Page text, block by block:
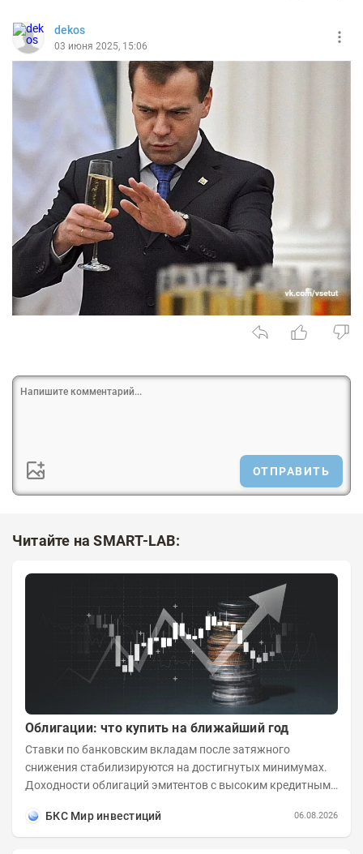
dekos
03 июня 2025, 15:06
ОТПРАВИТЬ
Читайте на SMART-LAB:
Облигации: что купить на ближайший год
Ставки по банковским вкладам после затяжного
снижения стабилизируются на достигнутых минимумах.
Доходности облигаций эмитентов с высоким кредитным
БКС Мир инвестиций
06.08.2026